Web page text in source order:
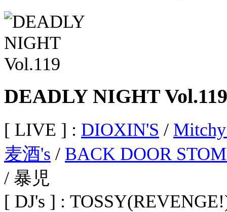
DEADLY NIGHT Vol.119
[ LIVE ] : DIOXIN'S /
麦酒's / BACK DOOR
/ 暴児
[ DJ's ] :